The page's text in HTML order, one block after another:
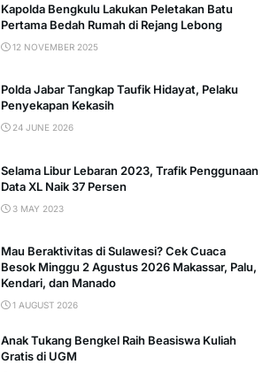
Kapolda Bengkulu Lakukan Peletakan Batu
Pertama Bedah Rumah di Rejang Lebong
12 NOVEMBER 2025
Polda Jabar Tangkap Taufik Hidayat, Pelaku
Penyekapan Kekasih
24 JUNE 2026
Selama Libur Lebaran 2023, Trafik Penggunaan
Data XL Naik 37 Persen
3 MAY 2023
Mau Beraktivitas di Sulawesi? Cek Cuaca
Besok Minggu 2 Agustus 2026 Makassar, Palu,
Kendari, dan Manado
1 AUGUST 2026
Anak Tukang Bengkel Raih Beasiswa Kuliah
Gratis di UGM